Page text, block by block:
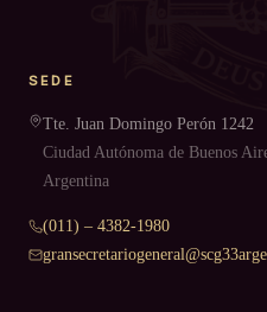
SEDE
Tte. Juan Domingo Perón 1242
Ciudad Autónoma de Buenos
Argentina
(011) – 4382-1980